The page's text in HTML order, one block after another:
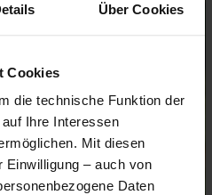
Über Cookies
Cookies
die technische Funktion der
Ihre Interessen
Mit diesen
– auch von
Daten